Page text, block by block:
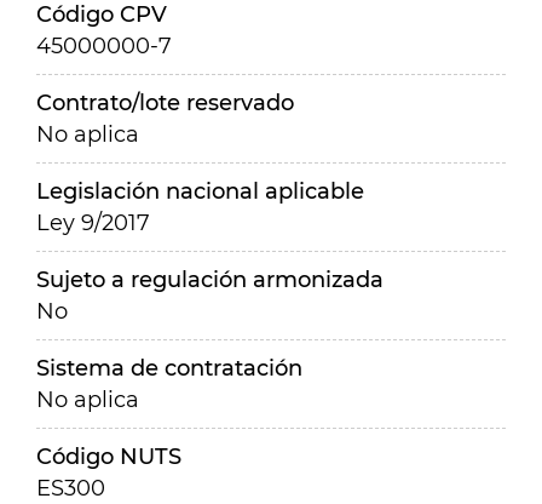
Código CPV
45000000-7
Contrato/lote reservado
No aplica
Legislación nacional aplicable
Ley 9/2017
Sujeto a regulación armonizada
No
Sistema de contratación
No aplica
Código NUTS
ES300